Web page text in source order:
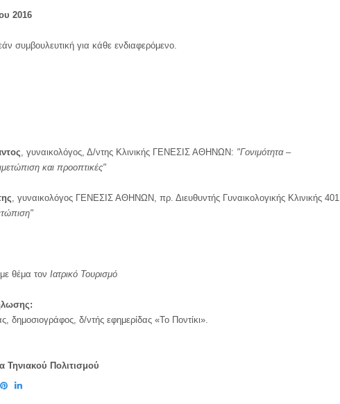
2016
συμβουλευτική για κάθε ενδιαφερόμενο.
, γυναικολόγος, Δ/ντης Κλινικής ΓΕΝΕΣΙΣ ΑΘΗΝΩΝ: "Γονιμότητα –
και προοπτικές"
, γυναικολόγος ΓΕΝΕΣΙΣ ΑΘΗΝΩΝ, πρ. Διευθυντής Γυναικολογικής Κλινικής 401
θέμα τον Ιατρικό Τουρισμό
δημοσιογράφος, δ/ντής εφημερίδας «Το Ποντίκι».
Πολιτισμού